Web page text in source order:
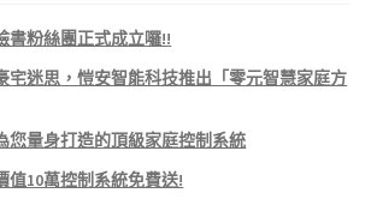
書粉絲團正式成立囉!!
宅迷思，愷安智能科技推出「零元智慧家庭方
您量身打造的頂級家庭控制系統
值10萬控制系統免費送!